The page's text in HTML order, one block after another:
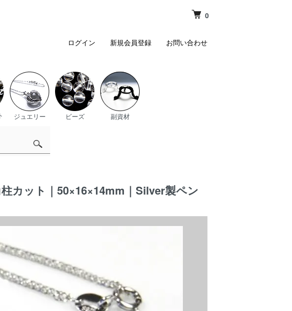
0
ログイン 新規会員登録 お問い合わせ
ジュエリー ビーズ 副資材
カット｜50×16×14mm｜Silver製ペン